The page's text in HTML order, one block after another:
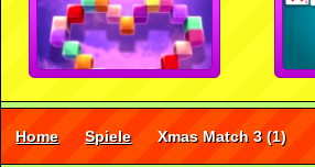
Home Spiele Xmas Match 3(1)